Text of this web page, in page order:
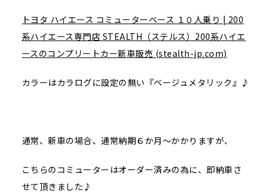
トヨタ ハイエース コミューターベース １０人乗り | 200
系ハイエース専門店 STEALTH（ステルス）200系ハイエ
ースのコンプリートカー新車販売 (stealth-jp.com)
カラーはカラログに設定の無い『ベージュメタリック』♪
通常、新車の場合、通常納期６か月～かかりますが、
こちらのコミューターはオーダー済みの為に、即納車さ
せて頂きました♪